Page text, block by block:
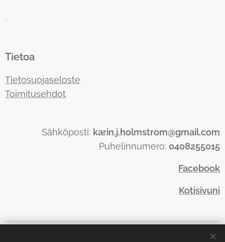
.
Tietoa
Tietosuojaseloste
Toimitusehdot
Sähköposti: karin.j.holmstrom@gmail.com
Puhelinnumero: 0408255015
Facebook
Kotisivuni